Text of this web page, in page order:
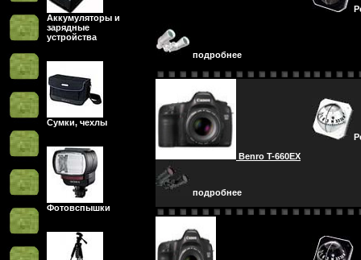
Аккумуляторы и
зарядные
устройства
Сумки, чехлы
Фотовспышки
подробнее
Benro T-660EX
подробнее